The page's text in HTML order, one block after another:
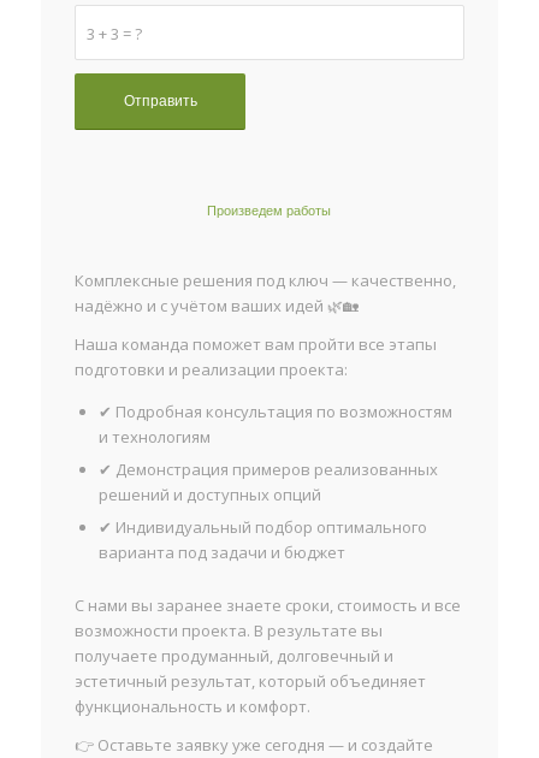
3 + 3 = ?
Произведем работы
Комплексные решения под ключ — качественно,
надёжно и с учётом ваших идей 🌿🏡
Наша команда поможет вам пройти все этапы
подготовки и реализации проекта:
✔ Подробная консультация по возможностям
и технологиям
✔ Демонстрация примеров реализованных
решений и доступных опций
✔ Индивидуальный подбор оптимального
варианта под задачи и бюджет
С нами вы заранее знаете сроки, стоимость и все
возможности проекта. В результате вы
получаете продуманный, долговечный и
эстетичный результат, который объединяет
функциональность и комфорт.
👉 Оставьте заявку уже сегодня — и создайте